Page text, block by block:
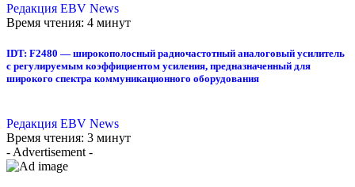
Редакция EBV News
Время чтения: 4 минут
IDT: F2480 — широкополосный радиочастотный аналоговый усилитель
с регулируемым коэффициентом усиления, предназначенный для
широкого спектра коммуникационного оборудования
Редакция EBV News
Время чтения: 3 минут
- Advertisement -